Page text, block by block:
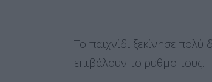
Το παιχνίδι ξεκίνησε
επιβάλουν το ρυθμο τους.